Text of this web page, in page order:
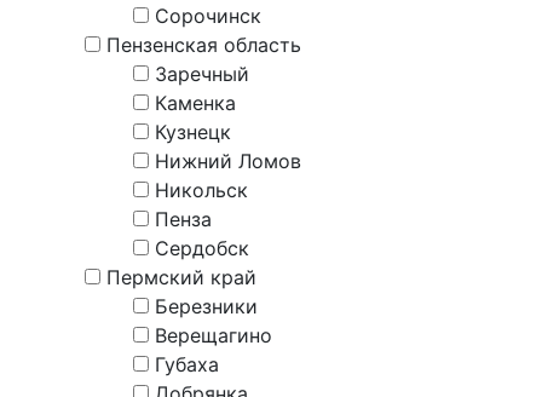
Сорочинск
Пензенская область
Заречный
Каменка
Кузнецк
Нижний Ломов
Никольск
Пенза
Сердобск
Пермский край
Березники
Верещагино
Губаха